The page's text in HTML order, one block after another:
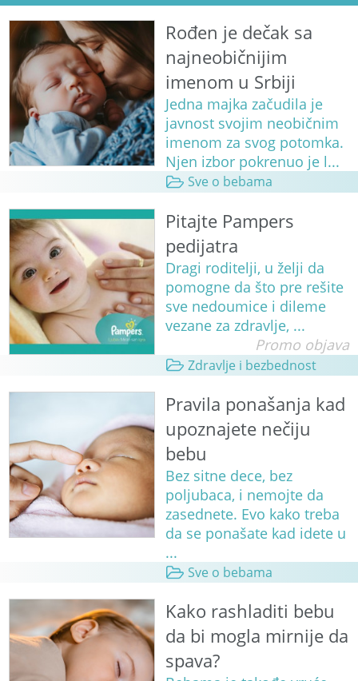
Rođen je dečak sa
najneobičnijim
imenom u Srbiji
Jedna majka začudila je
javnost svojim neobičnim
imenom za svog potomka.
Njen izbor pokrenuo je l...
Sve o bebama
Pitajte Pampers
pedijatra
Dragi roditelji, u želji da
pomogne da što pre rešite
sve nedoumice i dileme
vezane za zdravlje, ...
Promo objava
Zdravlje i bezbednost
Pravila ponašanja kad
upoznajete nečiju
bebu
Bez sitne dece, bez
poljubaca, i nemojte da
zasednete. Evo kako treba
da se ponašate kad idete u
...
Sve o bebama
Kako rashladiti bebu
da bi mogla mirnije da
spava?